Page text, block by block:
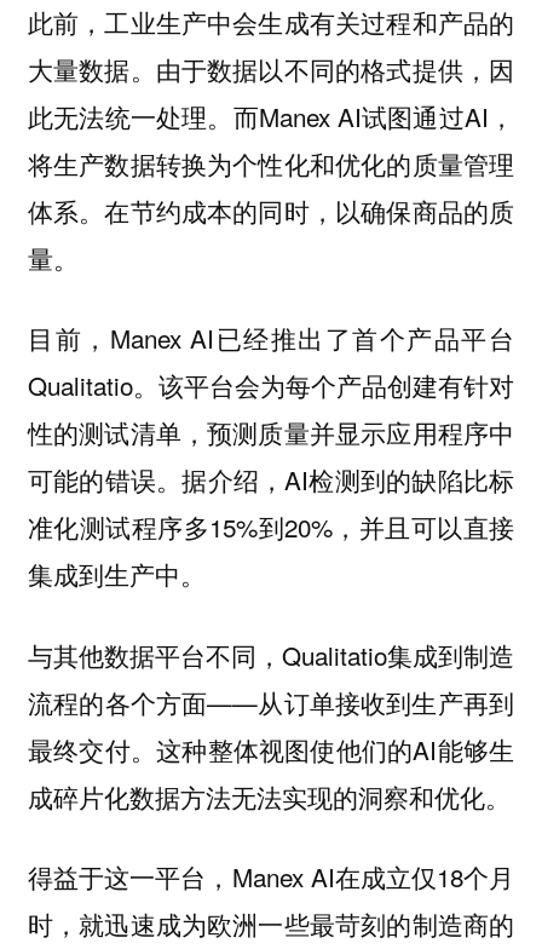
此前，工业生产中会生成有关过程和产品的
大量数据。由于数据以不同的格式提供，因
此无法统一处理。而Manex AI试图通过AI，
将生产数据转换为个性化和优化的质量管理
体系。在节约成本的同时，以确保商品的质
量。
目前，Manex AI已经推出了首个产品平台
Qualitatio。该平台会为每个产品创建有针对
性的测试清单，预测质量并显示应用程序中
可能的错误。据介绍，AI检测到的缺陷比标
准化测试程序多15%到20%，并且可以直接
集成到生产中。
与其他数据平台不同，Qualitatio集成到制造
流程的各个方面——从订单接收到生产再到
最终交付。这种整体视图使他们的AI能够生
成碎片化数据方法无法实现的洞察和优化。
得益于这一平台，Manex AI在成立仅18个月
时，就迅速成为欧洲一些最苛刻的制造商的